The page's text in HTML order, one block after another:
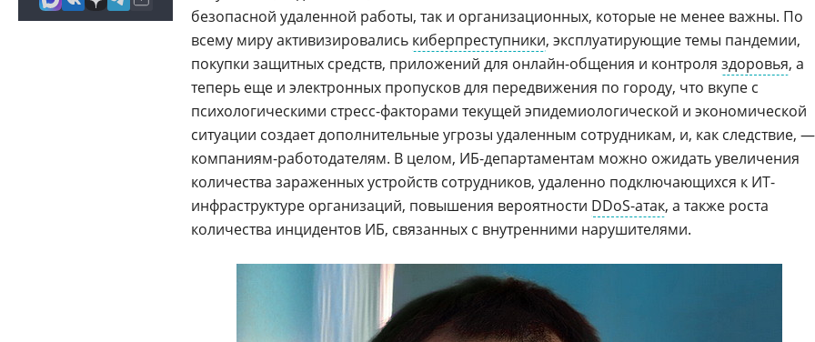
безопасной удаленной работы, так и организационных, которые не менее важны. По
всему миру активизировались киберпреступники, эксплуатирующие темы пандемии,
покупки защитных средств, приложений для онлайн-общения и контроля здоровья, а
теперь еще и электронных пропусков для передвижения по городу, что вкупе с
психологическими стресс-факторами текущей эпидемиологической и экономической
ситуации создает дополнительные угрозы удаленным сотрудникам, и, как следствие, —
компаниям-работодателям. В целом, ИБ-департаментам можно ожидать увеличения
количества зараженных устройств сотрудников, удаленно подключающихся к ИТ-
инфраструктуре организаций, повышения вероятности DDoS-атак, а также роста
количества инцидентов ИБ, связанных с внутренними нарушителями.